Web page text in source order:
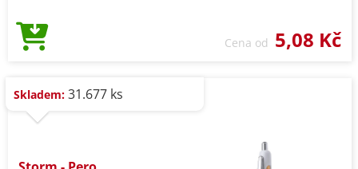
Cena od 5,08 Kč
Skladem: 31.677 ks